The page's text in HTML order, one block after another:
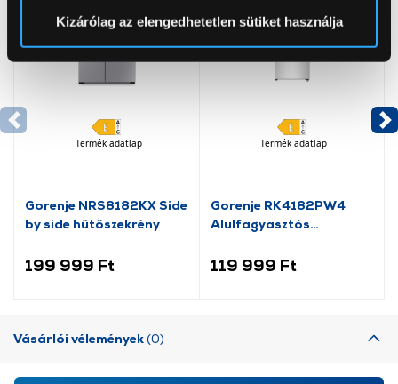
Sütinyilatkozathoz való hozzájárulását.
okat használ, melyeket az Ön gépén tárol a rendszer. A
szolgáltatásaink biztosításához szükségesek. Az oldal
használatával Ön elfogadja a cookie-k használatát.
Kizárólag az elengedhetetlen sütiket használja
Termék adatlap
Gorenje NRS8182KX Side
by side hűtőszekrény
199 999 Ft
Termék adatlap
Gorenje RK4182PW4
Alulfagyasztós
119 999 Ft
Vásárlói vélemények(0)